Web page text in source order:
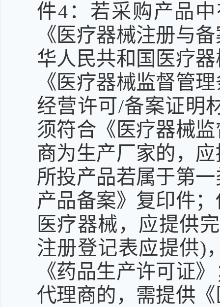
件4：若采购产品
《医疗器械注册与
华人民共和国医疗
《医疗器械监督管
经营许可/备案证明
须符合《医疗器械
商为生产厂家的，
所投产品若属于第
产品备案》复印件
医疗器械，应提供
注册登记表应提供)
《药品生产许可证
代理商的，需提供